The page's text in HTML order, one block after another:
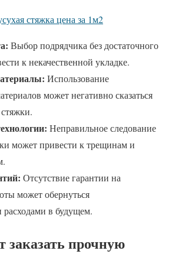
стяжка цена за 1м2
Выбор подрядчика без достаточного
к некачественной укладке.
Использование
может негативно сказаться
Неправильное следование
может привести к трещинам и
Отсутствие гарантии на
может обернуться
в будущем.
заказать прочную